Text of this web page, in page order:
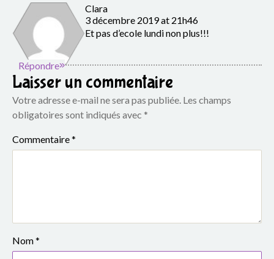
Clara
3 décembre 2019 at 21h46
Et pas d’ecole lundi non plus!!!
Répondre
Laisser un commentaire
Votre adresse e-mail ne sera pas publiée. Les champs
obligatoires sont indiqués avec *
Commentaire*
Nom*